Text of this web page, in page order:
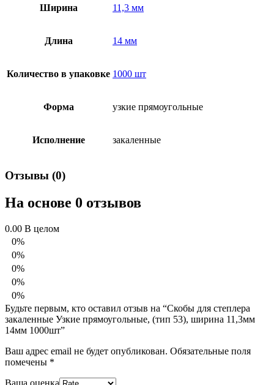
Ширина 11,3 мм
Длина 14 мм
Количество в упаковке 1000 шт
Форма узкие прямоугольные
Исполнение закаленные
Отзывы (0)
На основе 0 отзывов
0.00 В целом
0%
0%
0%
0%
0%
Будьте первым, кто оставил отзыв на “Скобы для степлера
закаленные Узкие прямоугольные, (тип 53), ширина 11,3мм
14мм 1000шт”
Ваш адрес email не будет опубликован. Обязательные поля
помечены *
Ваша оценка